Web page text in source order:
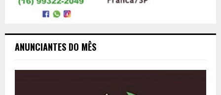
ANUNCIANTES DO MÊS